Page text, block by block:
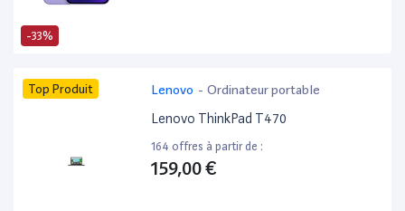
-33%
Top Produit Lenovo - Ordinateur portable
Lenovo ThinkPad T470
164 offres à partir de :
159,00 €